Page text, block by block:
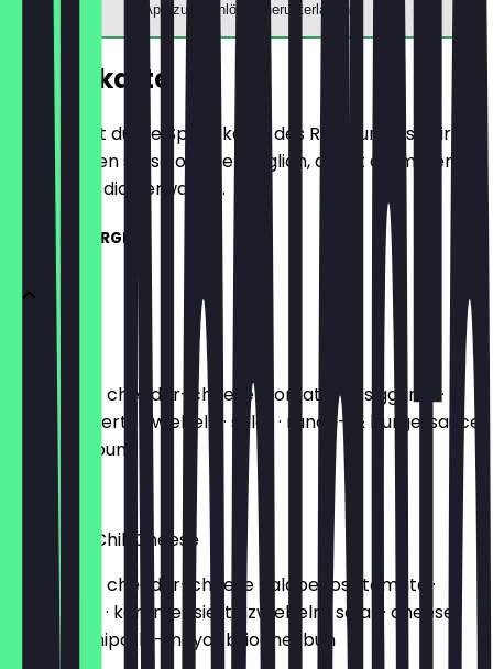
App zum Einlösen herunterladen
Speisekarte
Hier findest du die Speisekarte des Restaurants. Wir
aktualisieren sie so oft wie möglich, damit du immer
weißt, was dich erwartet.
CLASSIC BURGER
Cheesy
100% beef · cheddar-cheese · tomate · essiggurke ·
karamellisierte zwiebeln · salat · ranch- & burgersauce
· brioche-bun
New York Chili Cheese
100% beef · cheddar-cheese · jalapeños · tomate ·
essiggurke · karamellisierte zwiebeln · salat · cheese-
sauce & chipotle-mayo · brioche-bun